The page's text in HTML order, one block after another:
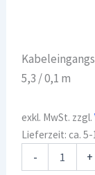
5,3 / 0,1 m
exkl. MwSt. zzgl.
Lieferzeit:ca.
-
S1200-
+